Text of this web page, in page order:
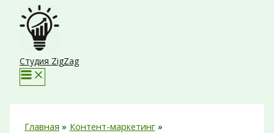
Перейти
содержимому
Студия ZigZag
Главная
Контент-маркетинг